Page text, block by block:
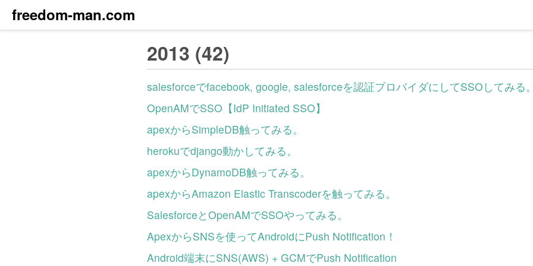
freedom-man.com
2013 (42)
salesforceでfacebook, google, salesforceを認証プロバイダにしてSSOしてみる
OpenAMでSSO【IdP Initiated SSO】
apexからSimpleDB触ってみる。
herokuでdjango動かしてみる。
apexからDynamoDB触ってみる。
apexからAmazon Elastic Transcoderを触ってみる。
SalesforceとOpenAMでSSOやってみる。
ApexからSNSを使ってAndroidにPush Notification！
Android端末にSNS(AWS) + GCMでPush Notification